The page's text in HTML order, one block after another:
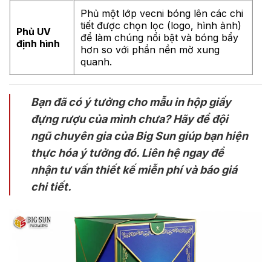
Phủ UV
định hình
Phủ một lớp vecni bóng lên các chi
tiết được chọn lọc (logo, hình ảnh)
để làm chúng nổi bật và bóng bẩy
hơn so với phần nền mờ xung
quanh.
Bạn đã có ý tưởng cho mẫu in hộp giấy
đựng rượu của mình chưa? Hãy để đội
ngũ chuyên gia của Big Sun giúp bạn hiện
thực hóa ý tưởng đó. Liên hệ ngay để
nhận tư vấn thiết kế miễn phí và báo giá
chi tiết.